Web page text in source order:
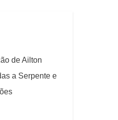
de Ailton
a Serpente e